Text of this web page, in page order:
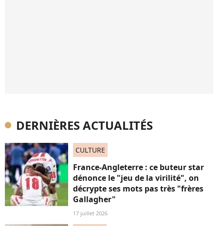
DERNIÈRES ACTUALITÉS
CULTURE
France-Angleterre : ce buteur star
dénonce le "jeu de la virilité", on
décrypte ses mots pas très "frères
Gallagher"
17 juillet 2026